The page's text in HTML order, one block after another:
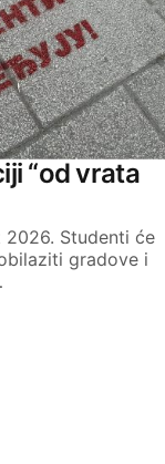
“od vrata
2026. Studenti će
gradove i